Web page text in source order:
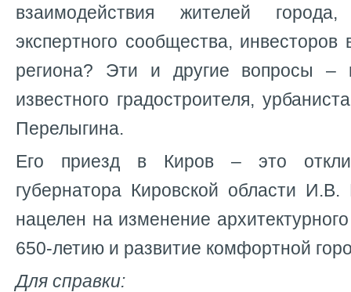
взаимодействия жителей
экспертного сообщества, инвесторов
региона? Эти и другие вопросы –
известного градостроителя,
Перелыгина.
Его приезд в Киров – это
губернатора Кировской области
нацелен на изменение
650-летию и развитие комфортной
Для справки: